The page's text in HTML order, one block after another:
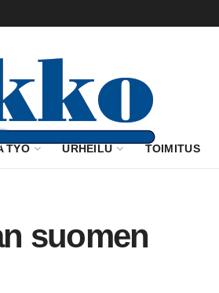
TYÖ URHEILU TOIMITUS
suomen